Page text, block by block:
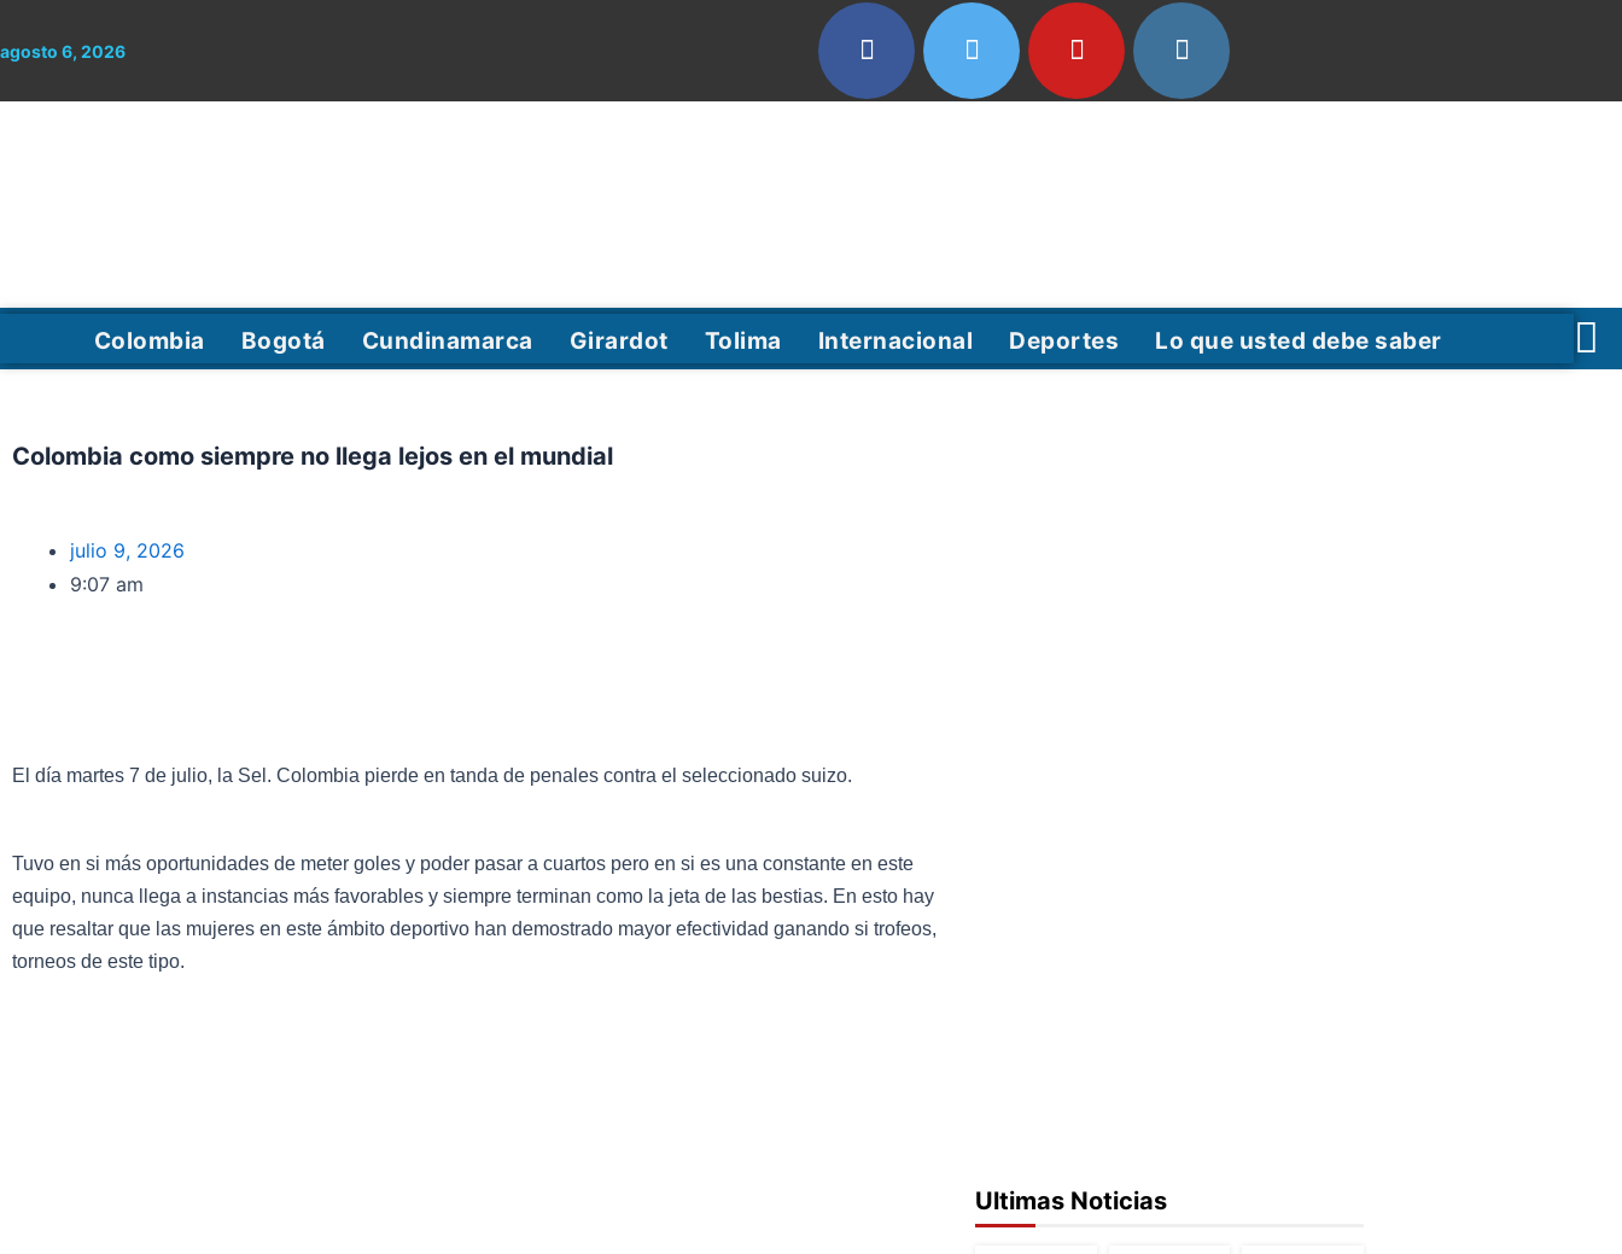
al
agosto 6, 2026
Colombia Bogotá Cundinamarca Girardot Tolima Internacional Deportes Lo que usted debe saber
Colombia como siempre no llega lejos en el mundial
julio 9, 2026
9:07 am
El día martes 7 de julio, la Sel. Colombia pierde en tanda de penales contra el seleccionado suizo.
Tuvo en si más oportunidades de meter goles y poder pasar a cuartos pero en si es una constante en este
equipo, nunca llega a instancias más favorables y siempre terminan como la jeta de las bestias. En esto hay
que resaltar que las mujeres en este ámbito deportivo han demostrado mayor efectividad ganando si trofeos,
torneos de este tipo.
Ultimas Noticias